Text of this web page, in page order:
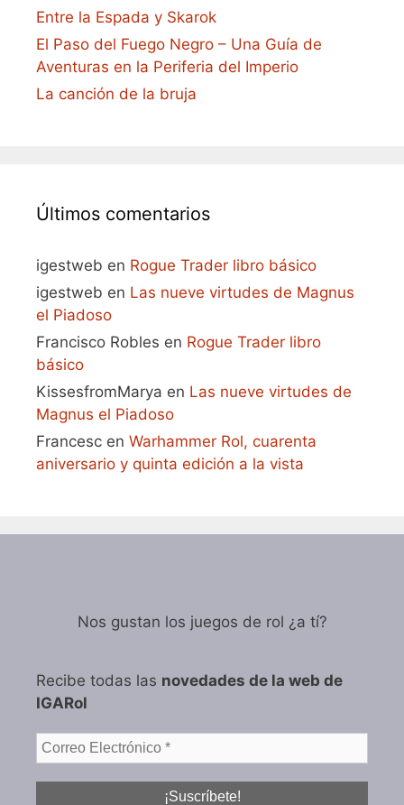
Entre la Espada y Skarok
El Paso del Fuego Negro – Una Guía de
Aventuras en la Periferia del Imperio
La canción de la bruja
Últimos comentarios
igestweb en Rogue Trader libro básico
igestweb en Las nueve virtudes de Magnus
el Piadoso
Francisco Robles en Rogue Trader libro
básico
KissesfromMarya en Las nueve virtudes de
Magnus el Piadoso
Francesc en Warhammer Rol, cuarenta
aniversario y quinta edición a la vista
Nos gustan los juegos de rol ¿a tí?
Recibe todas las novedades de la web de
IGARol